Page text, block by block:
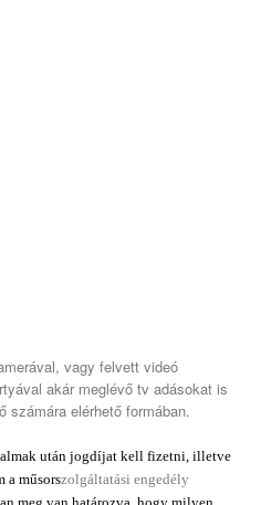
vagy felvett videó
akár meglévő tv adásokat is
számára elérhető formában.
után jogdíjat kell fizetni, illetve
a műsorszolgáltatási engedély